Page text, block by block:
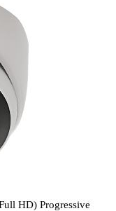
HD) Progressive